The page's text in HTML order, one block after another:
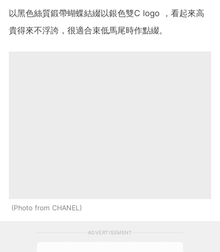
以黑色絲質鍛帶蝴蝶結綴以銀色雙C logo ，看起來高
貴得來不浮誇，很適合束低馬尾時作點綴。
Photo from CHANEL
ADVERTISEMENT